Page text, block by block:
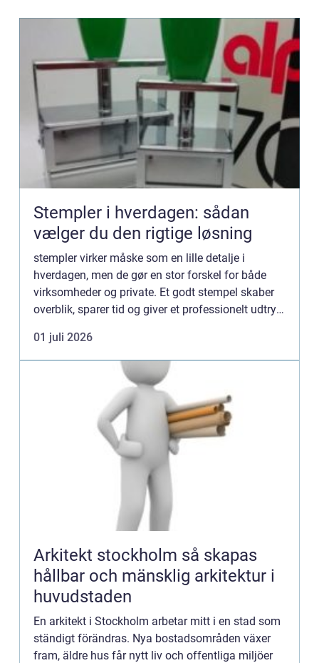
Stempler i hverdagen: sådan
vælger du den rigtige løsning
stempler virker måske som en lille detalje i
hverdagen, men de gør en stor forskel for både
virksomheder og private. Et godt stempel skaber
overblik, sparer tid og giver et professionelt udtryk,
eller...
01 juli 2026
Arkitekt stockholm så skapas
hållbar och mänsklig arkitektur i
huvudstaden
En arkitekt i Stockholm arbetar mitt i en stad som
ständigt förändras. Nya bostadsområden växer
fram, äldre hus får nytt liv och offentliga miljöer